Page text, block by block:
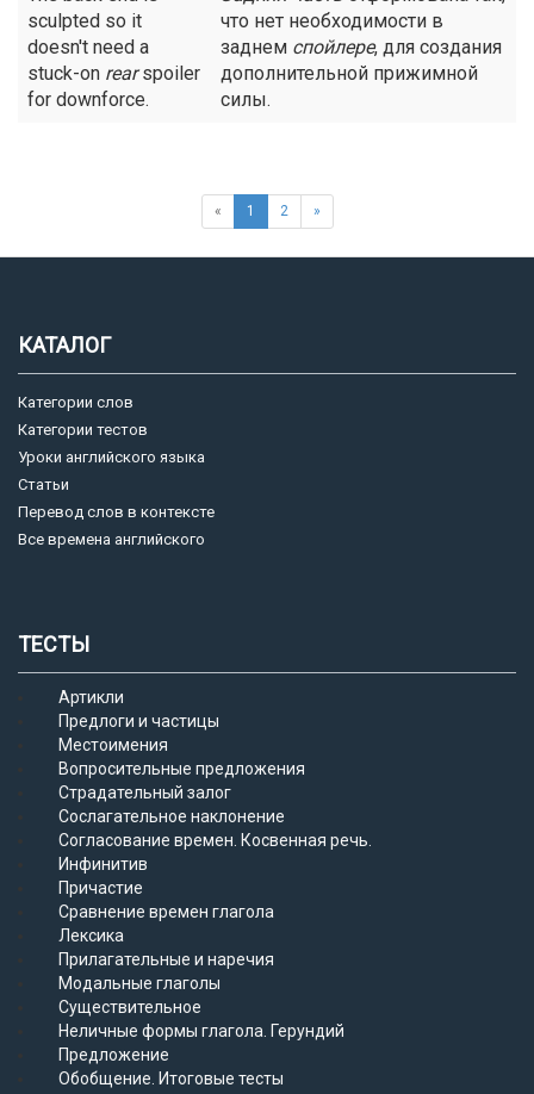
sculpted so it
doesn't need a
stuck-on rearspoiler
for downforce.
что нет необходимости в
заднем спойлере, для создания
дополнительной прижимной
силы.
« 1 2 »
КАТАЛОГ
Категории слов
Категории тестов
Уроки английского языка
Статьи
Перевод слов в контексте
Все времена английского
ТЕСТЫ
Артикли
Предлоги и частицы
Местоимения
Вопросительные предложения
Страдательный залог
Сослагательное наклонение
Согласование времен. Косвенная речь.
Инфинитив
Причастие
Сравнение времен глагола
Лексика
Прилагательные и наречия
Модальные глаголы
Существительное
Неличные формы глагола. Герундий
Предложение
Обобщение. Итоговые тесты